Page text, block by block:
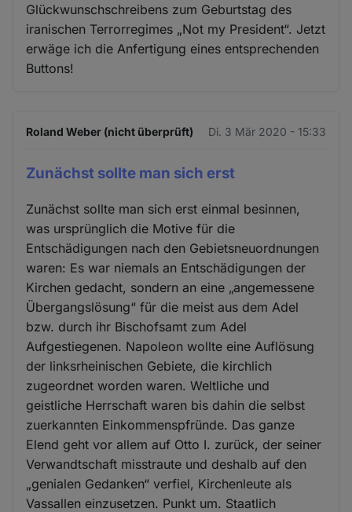
Glückwunschschreibens zum Geburtstag des
iranischen Terrorregimes „Not my President“. Jetzt
erwäge ich die Anfertigung eines entsprechenden
Buttons!
Roland Weber (nicht überprüft) Di. 3 Mär 2020 - 15:33
Zunächst sollte man sich erst
Zunächst sollte man sich erst einmal besinnen,
was ursprünglich die Motive für die
Entschädigungen nach den Gebietsneuordnungen
waren: Es war niemals an Entschädigungen der
Kirchen gedacht, sondern an eine „angemessene
Übergangslösung“ für die meist aus dem Adel
bzw. durch ihr Bischofsamt zum Adel
Aufgestiegenen. Napoleon wollte eine Auflösung
der linksrheinischen Gebiete, die kirchlich
zugeordnet worden waren. Weltliche und
geistliche Herrschaft waren bis dahin die selbst
zuerkannten Einkommenspfründe. Das ganze
Elend geht vor allem auf Otto I. zurück, der seiner
Verwandtschaft misstraute und deshalb auf den
„genialen Gedanken“ verfiel, Kirchenleute als
Vassallen einzusetzen. Punkt um. Staatlich